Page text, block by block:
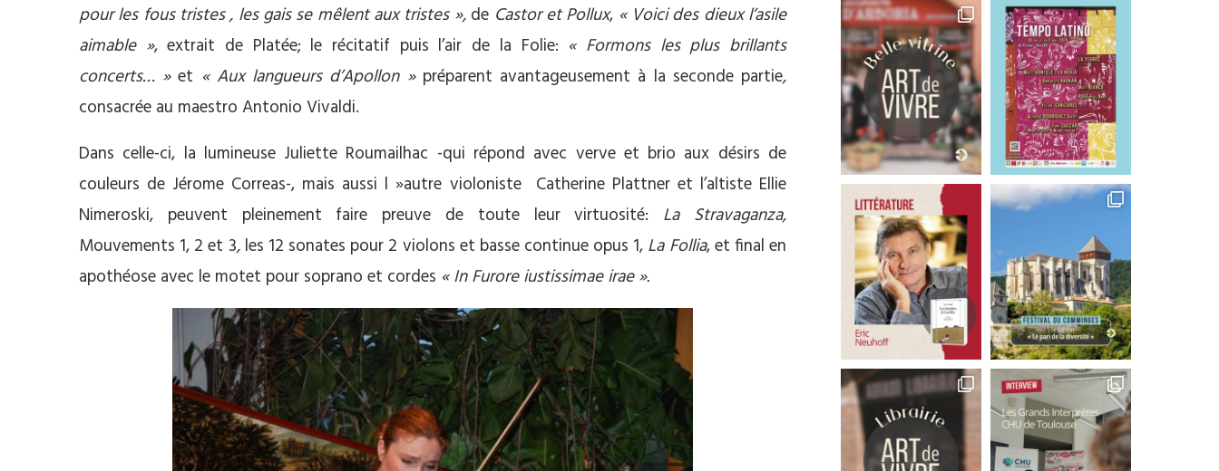
pour les fous tristes , les gais se mêlent aux tristes », de Castor et Pollux, « Voici des dieux l’asile
aimable », extrait de Platée; le récitatif puis l’air de la Folie: « Formons les plus brillants
concerts… »et « Aux langueurs d’Apollon » préparent avantageusement à la seconde partie,
consacrée au maestro Antonio Vivaldi.
Dans celle-ci, la lumineuse Juliette Roumailhac -qui répond avec verve et brio aux désirs de
couleurs de Jérome Correas-, mais aussi l »autre violoniste Catherine Plattner et l’altiste Ellie
Nimeroski, peuvent pleinement faire preuve de toute leur virtuosité: La Stravaganza,
Mouvements 1, 2 et 3, les 12 sonates pour 2 violons et basse continue opus 1, La Follia, et final en
apothéose avec le motet pour soprano et cordes « In Furore iustissimae irae ».